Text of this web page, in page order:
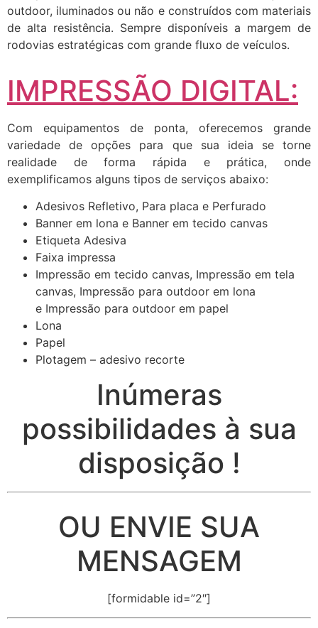
outdoor, iluminados ou não e construídos com materiais
de alta resistência. Sempre disponíveis a margem de
rodovias estratégicas com grande fluxo de veículos.
IMPRESSÃO DIGITAL:
Com equipamentos de ponta, oferecemos grande
variedade de opções para que sua ideia se torne
realidade de forma rápida e prática, onde
exemplificamos alguns tipos de serviços abaixo:
Adesivos Refletivo, Para placa e Perfurado
Banner em lona e Banner em tecido canvas
Etiqueta Adesiva
Faixa impressa
Impressão em tecido canvas, Impressão em tela
canvas, Impressão para outdoor em lona
e Impressão para outdoor em papel
Lona
Papel
Plotagem – adesivo recorte
Inúmeras
possibilidades à sua
disposição !
OU ENVIE SUA
MENSAGEM
[formidable id=”2″]